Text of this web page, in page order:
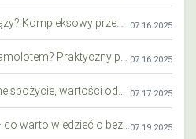
07.16.2025
07.16.2025
07.17.2025
07.19.2025